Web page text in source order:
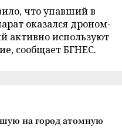
что упавший в
оказался дроном-
активно используют
сообщает БГНЕС.
на город атомную